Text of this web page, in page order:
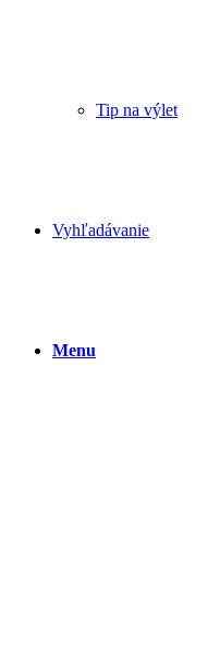
Tip na výlet
Vyhľadávanie
Menu